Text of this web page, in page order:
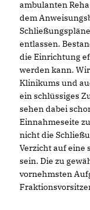
ambulanten
dem
entlassen.
die Einrichtung
werden kann.
Klinikums und
ein schlüssiges
sehen dabei
Einnahmeseite
nicht die
Verzicht auf eine
sein. Die zu
vornehmsten